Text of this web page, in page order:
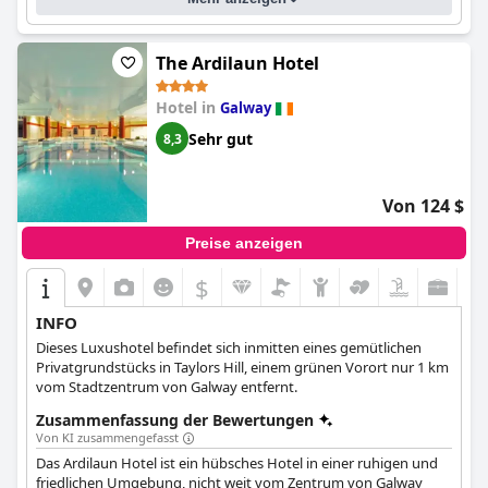
Badezimmern bemerkt haben, ist der Aufenthalt imRaheen
Woods Hotelinsgesamt außergewöhnlich und sehr
empfehlenswert.
The Ardilaun Hotel
Hotel in Galway
8,3 Sehr gut
Von 124 $
Preise anzeigen
$
INFO
Dieses Luxushotel befindet sich inmitten eines gemütlichen
Privatgrundstücks in Taylors Hill, einem grünen Vorort nur 1 km
vom Stadtzentrum von Galway entfernt.
Zusammenfassung der Bewertungen
Von KI zusammengefasst
Das Ardilaun Hotel ist ein hübsches Hotel in einer ruhigen und
friedlichen Umgebung, nicht weit vom Zentrum von Galway